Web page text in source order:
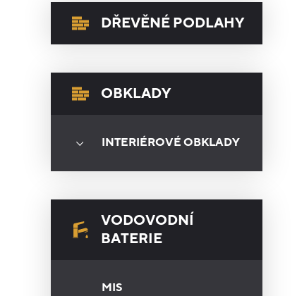
DŘEVĚNÉ PODLAHY
OBKLADY
INTERIÉROVÉ OBKLADY
VODOVODNÍ
BATERIE
MIS